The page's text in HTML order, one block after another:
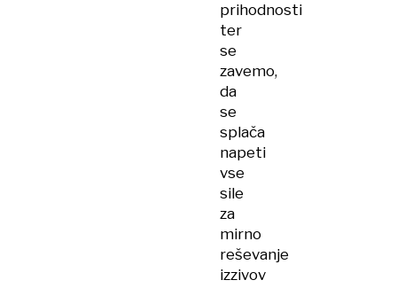
prihodnosti
ter
se
zavemo,
da
se
splača
napeti
vse
sile
za
mirno
reševanje
izzivov